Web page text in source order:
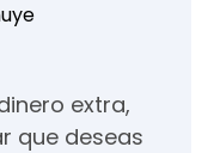
extra,
que deseas